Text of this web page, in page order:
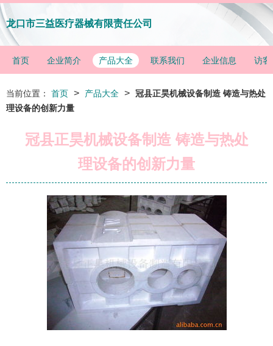
龙口市三益医疗器械有限责任公司
首页 企业简介 产品大全 联系我们 企业信息 访客
当前位置： 首页 > 产品大全 > 冠县正昊机械设备制造 铸造与热处
理设备的创新力量
冠县正昊机械设备制造 铸造与热处
理设备的创新力量